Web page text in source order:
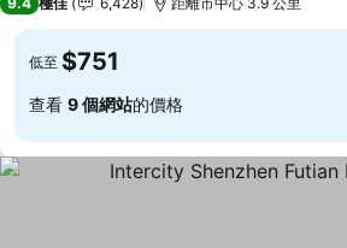
低至 $751
查看 9 個網站的價格